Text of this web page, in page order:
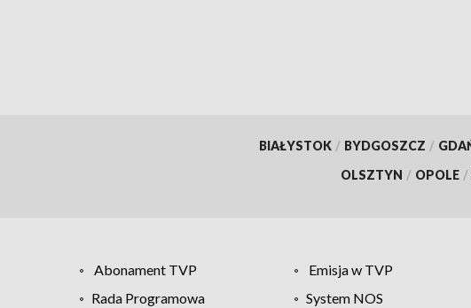
BIAŁYSTOK / BYDGOSZCZ /
OLSZTYN / OPOLE /
Abonament TVP Emisja w TVP
Rada Programowa
System NOS